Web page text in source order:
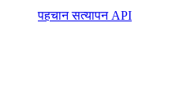
पहचान सत्यापन API